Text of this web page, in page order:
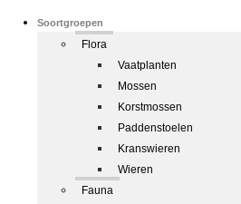
Soortgroepen
Flora
Vaatplanten
Mossen
Korstmossen
Paddenstoelen
Kranswieren
Wieren
Fauna